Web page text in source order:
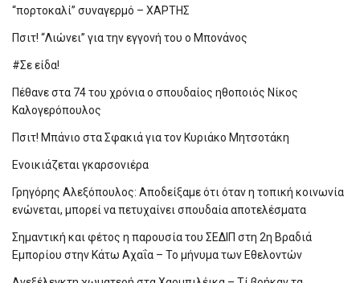
“πορτοκαλί” συναγερμό – ΧΑΡΤΗΣ
Πσιτ! “Λιώνει” για την εγγονή του ο Μπονάνος
#Σε είδα!
Πέθανε στα 74 του χρόνια ο σπουδαίος ηθοποιός Νίκος
Καλογερόπουλος
Πσιτ! Μπάνιο στα Σφακιά για τον Κυριάκο Μητσοτάκη
Ενοικιάζεται γκαρσονιέρα
Γρηγόρης Αλεξόπουλος: Αποδείξαμε ότι όταν η τοπική κοινωνία
ενώνεται, μπορεί να πετυχαίνει σπουδαία αποτελέσματα
Σημαντική και φέτος η παρουσία του ΣΕΔΙΠ στη 2η Βραδιά
Εμπορίου στην Κάτω Αχαΐα – Το μήνυμα των Εθελοντών